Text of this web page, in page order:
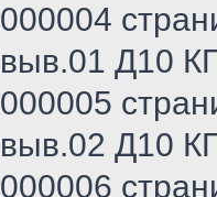
000004
выв.01 Д10
000005
выв.02 Д10
000006